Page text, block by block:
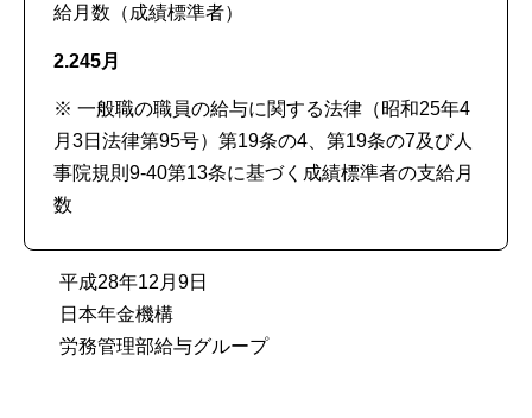
給月数（成績標準者）
2.245月
※ 一般職の職員の給与に関する法律（昭和25年4
月3日法律第95号）第19条の4、第19条の7及び人
事院規則9-40第13条に基づく成績標準者の支給月
数
平成28年12月9日
日本年金機構
労務管理部給与グループ